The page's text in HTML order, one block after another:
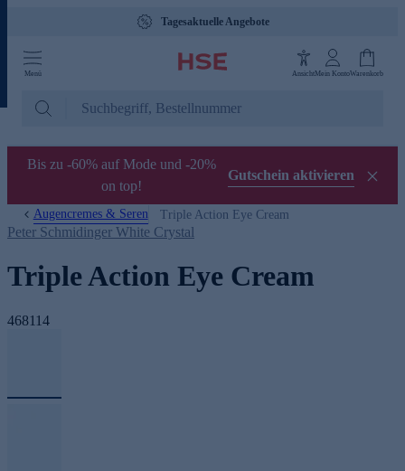
Tagesaktuelle Angebote
Menü AnsichtMein KontoWarenkorb
Bis zu -60% auf Mode und -20%
on top!
Gutschein aktivieren
Augencremes & Seren Triple Action Eye Cream
Peter Schmidinger White Crystal
Triple Action Eye Cream
468114